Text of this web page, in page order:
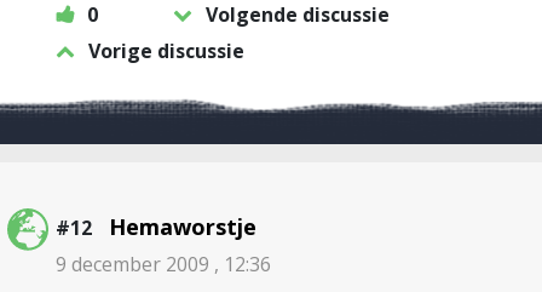
0
Volgende discussie
Vorige discussie
#12 Hemaworstje
9 december 2009 , 12:36